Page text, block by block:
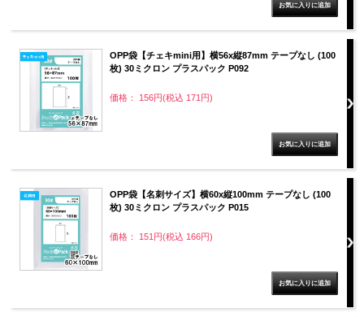
OPP袋【チェキmini用】横56x縦87mm テープなし (100
枚) 30ミクロン プラスパック P092
価格： 156円(税込 171円)
OPP袋【名刺サイズ】横60x縦100mm テープなし (100
枚) 30ミクロン プラスパック P015
価格： 151円(税込 166円)